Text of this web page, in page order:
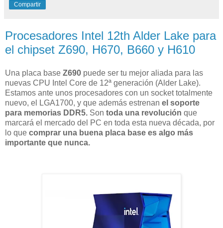
Compartir
Procesadores Intel 12th Alder Lake para
el chipset Z690, H670, B660 y H610
Una placa base Z690 puede ser tu mejor aliada para las
nuevas CPU Intel Core de 12ª generación (Alder Lake).
Estamos ante unos procesadores con un socket totalmente
nuevo, el LGA1700, y que además estrenan el soporte
para memorias DDR5. Son toda una revolución que
marcará el mercado del PC en toda esta nueva década, por
lo que comprar una buena placa base es algo más
importante que nunca.